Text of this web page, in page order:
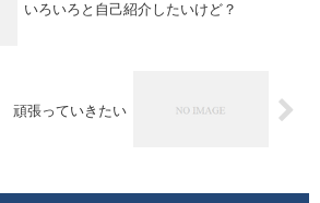
いろいろと自己紹介したいけど？
頑張っていきたい